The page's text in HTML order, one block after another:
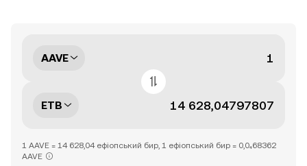
AAVE
ETB
1 AAVE = 14 628,04 ефіопський бир, 1 ефіопський бир = 0,0₄68362
AAVE